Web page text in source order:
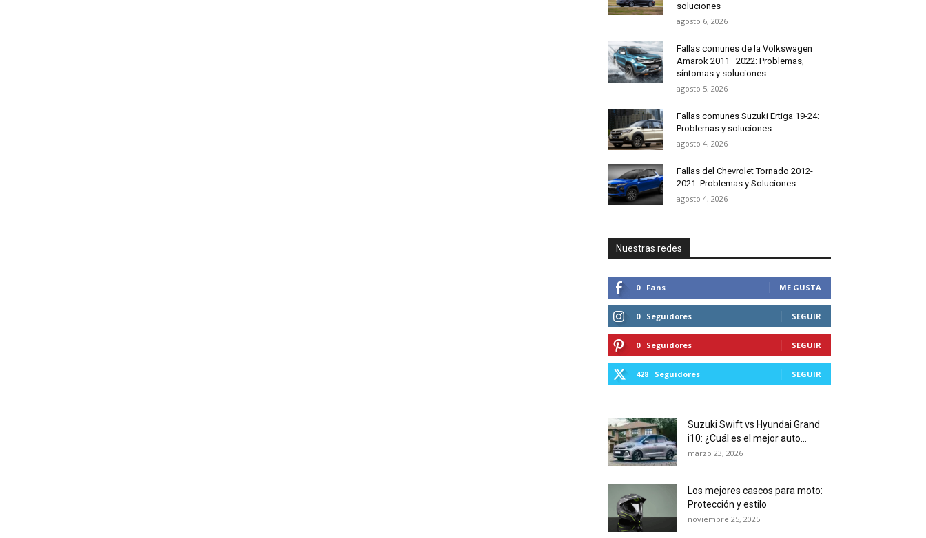
soluciones
agosto 6, 2026
Fallas comunes de la Volkswagen
Amarok 2011–2022: Problemas,
síntomas y soluciones
agosto 5, 2026
Fallas comunes Suzuki Ertiga 19-24:
Problemas y soluciones
agosto 4, 2026
Fallas del Chevrolet Tornado 2012-
2021: Problemas y Soluciones
agosto 4, 2026
Nuestras redes
0 Fans ME GUSTA
0 Seguidores SEGUIR
0 Seguidores SEGUIR
428 Seguidores SEGUIR
Suzuki Swift vs Hyundai Grand
i10: ¿Cuál es el mejor auto...
marzo 23, 2026
Los mejores cascos para moto:
Protección y estilo
noviembre 25, 2025